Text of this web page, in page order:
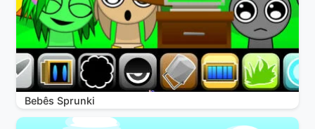
Bebês Sprunki